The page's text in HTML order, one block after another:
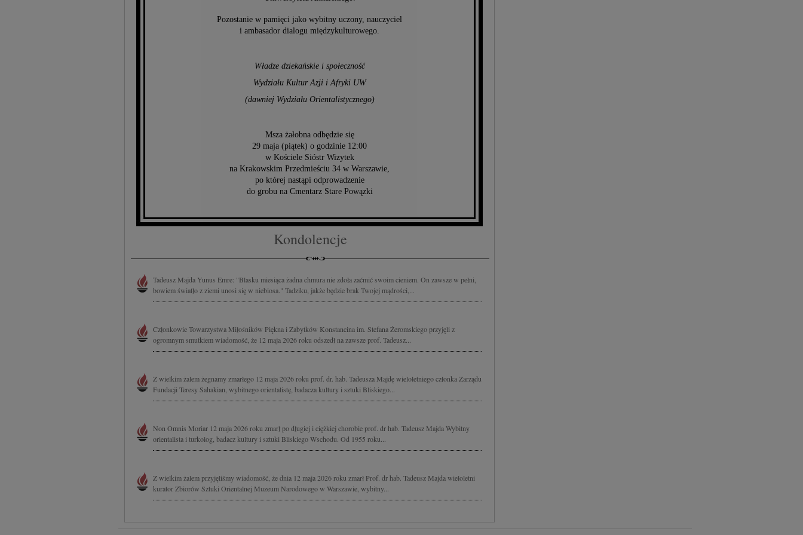
Pozostanie w pamięci jako wybitny uczony, nauczyciel
i ambasador dialogu międzykulturowego.
Władze dziekańskie i społeczność
Wydziału Kultur Azji i Afryki UW
(dawniej Wydziału Orientalistycznego)
Msza żałobna odbędzie się
29 maja (piątek) o godzinie 12:00
w Kościele Sióstr Wizytek
na Krakowskim Przedmieściu 34 w Warszawie,
po której nastąpi odprowadzenie
do grobu na Cmentarz Stare Powązki
Kondolencje
Tadeusz Majda Yunus Emre: "Blasku miesiąca żadna chmura nie zdoła zaćmić swoim cieniem. On zawsze w pełni,
bowiem światło z ziemi unosi się w niebiosa." Tadziku, jakże będzie brak Twojej mądrości,...
Członkowie Towarzystwa Miłośników Piękna i Zabytków Konstancina im. Stefana Żeromskiego przyjęli z
ogromnym smutkiem wiadomość, że 12 maja 2026 roku odszedł na zawsze prof. Tadeusz...
Z wielkim żalem żegnamy zmarłego 12 maja 2026 roku prof. dr. hab. Tadeusza Majdę wieloletniego członka Zarządu
Fundacji Teresy Sahakian, wybitnego orientalistę, badacza kultury i sztuki Bliskiego...
Non Omnis Moriar 12 maja 2026 roku zmarł po długiej i ciężkiej chorobie prof. dr hab. Tadeusz Majda Wybitny
orientalista i turkolog, badacz kultury i sztuki Bliskiego Wschodu. Od 1955 roku...
Z wielkim żalem przyjęliśmy wiadomość, że dnia 12 maja 2026 roku zmarł Prof. dr hab. Tadeusz Majda wieloletni
kurator Zbiorów Sztuki Orientalnej Muzeum Narodowego w Warszawie, wybitny...